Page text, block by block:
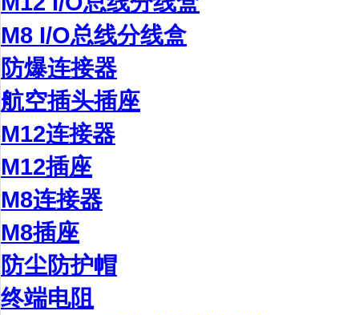
M8 I/O总线分线盒
防爆连接器
航空插头插座
M12连接器
M12插座
M8连接器
M8插座
防尘防护帽
终端电阻